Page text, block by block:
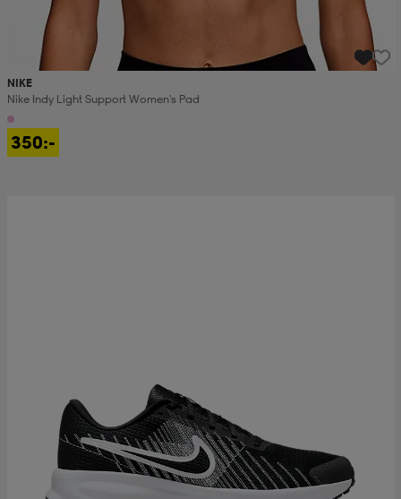
NIKE
Nike Indy Light Support Women's Pad
350:-